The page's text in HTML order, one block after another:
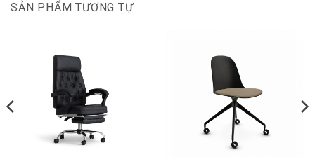
SẢN PHẨM TƯƠNG TỰ